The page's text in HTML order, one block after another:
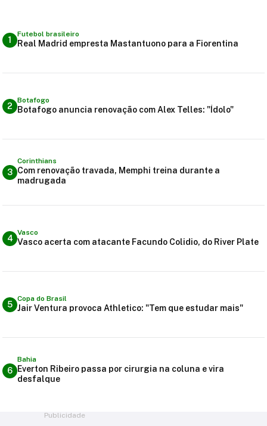
1
Futebol brasileiro
Real Madrid empresta Mastantuono para a Fiorentina
2
Botafogo
Botafogo anuncia renovação com Alex Telles: "Ídolo"
3
Corinthians
Com renovação travada, Memphi treina durante a
madrugada
4
Vasco
Vasco acerta com atacante Facundo Colidio, do River Plate
5
Copa do Brasil
Jair Ventura provoca Athletico: "Tem que estudar mais"
6
Bahia
Everton Ribeiro passa por cirurgia na coluna e vira
desfalque
Publicidade